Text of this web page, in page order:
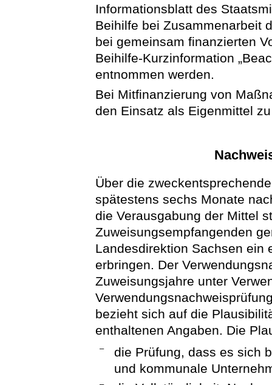
Informationsblatt des
Beihilfe bei Zusammenarbeit
bei gemeinsam finanzierten
Beihilfe-Kurzinformation
entnommen werden.
Bei Mitfinanzierung von
den Einsatz als Eigenmittel
Über die
spätestens sechs Monate
die Verausgabung der Mittel
Zuweisungsempfangenden
Landesdirektion Sachsen ein
erbringen. Der
Zuweisungsjahre unter
bezieht sich auf die
enthaltenen Angaben. Die
–
die Prüfung, dass es sich
und kommunale